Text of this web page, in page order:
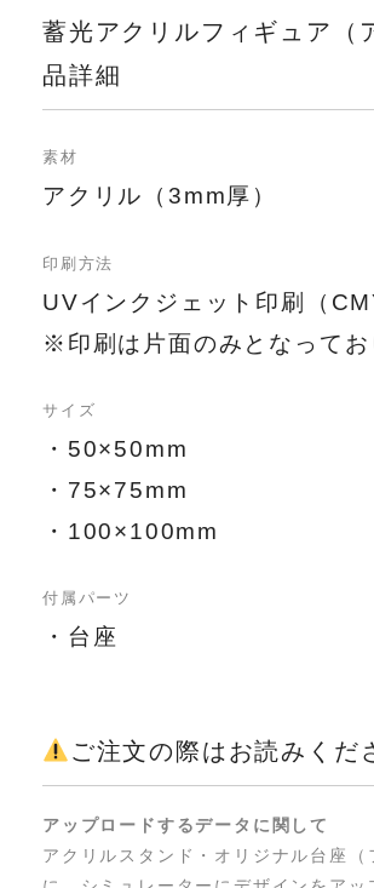
蓄光アクリルフィギュア（
品詳細
素材
アクリル（3mm厚）
印刷方法
UVインクジェット印刷（
※印刷は片面のみとなってお
サイズ
・50×50mm
・75×75mm
・100×100mm
付属パーツ
・台座
ご注文の際はお読みくだ
アップロードするデータに関して
アクリルスタンド・オリジナル台座（